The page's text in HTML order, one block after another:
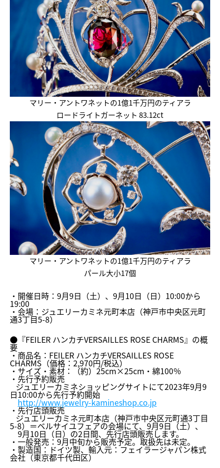
マリー・ アントワネットの1億1千万円のティアラ
ロードライトガーネット 83.12ct
マリー・ アントワネットの1億1千万円のティアラ
パール大小17個
・開催日時：9月9日（土）、9月10日（日）10:00から
19:00
・会場：ジュエリーカミネ元町本店（神戸市中央区元町
通3丁目5-8）
●『FEILER ハンカチVERSAILLES ROSE CHARMS』の概
要
・商品名：FEILER ハンカチVERSAILLES ROSE
CHARMS（価格：2,970円/税込）
・サイズ・素材：（約）25cm×25cm・綿100％
・先行予約販売
ジュエリーカミネショッピングサイトにて2023年9月9
日10:00から先行予約開始
http://www.jewelry-kamineshop.co.jp
・先行店頭販売
ジュエリーカミネ元町本店（神戸市中央区元町通3丁目
5-8）＝ベルサイユフェアの会場にて、9月9日（土）、
9月10日（日）の2日間、先行店頭販売します。
・一般発売：9月中旬から販売予定。取扱先は未定。
・製造国：ドイツ製、輸入元：フェイラージャパン株式
会社（東京都千代田区）